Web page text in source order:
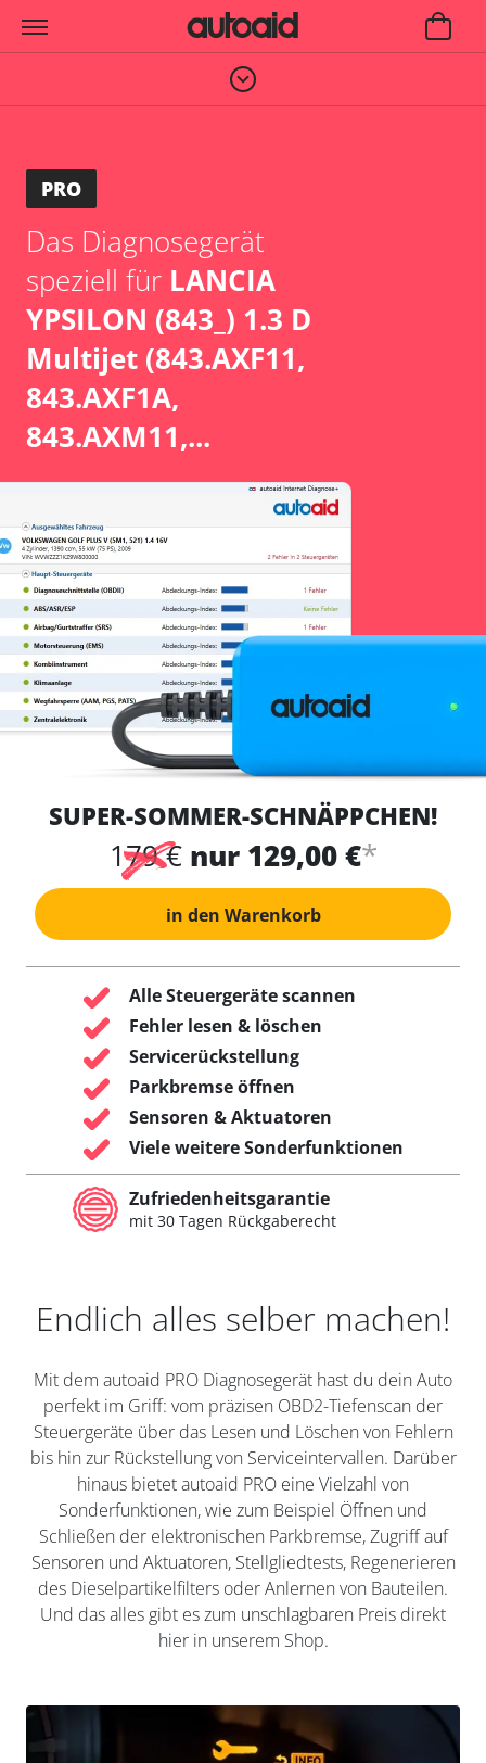
PRO
Das Diagnosegerät
speziell für LANCIA
YPSILON (843_) 1.3 D
Multijet (843.AXF11,
843.AXF1A,
843.AXM11,...
SUPER-SOMMER-SCHNÄPPCHEN!
179 € nur 129,00 €*
in den Warenkorb
Alle Steuergeräte scannen
Fehler lesen & löschen
Servicerückstellung
Parkbremse öffnen
Sensoren & Aktuatoren
Viele weitere Sonderfunktionen
Zufriedenheitsgarantie
mit 30 Tagen Rückgaberecht
Endlich alles selber machen!
Mit dem autoaid PRO Diagnosegerät hast du dein Auto
perfekt im Griff: vom präzisen OBD2-Tiefenscan der
Steuergeräte über das Lesen und Löschen von Fehlern
bis hin zur Rückstellung von Serviceintervallen. Darüber
hinaus bietet autoaid PRO eine Vielzahl von
Sonderfunktionen, wie zum Beispiel Öffnen und
Schließen der elektronischen Parkbremse, Zugriff auf
Sensoren und Aktuatoren, Stellgliedtests, Regenerieren
des Dieselpartikelfilters oder Anlernen von Bauteilen.
Und das alles gibt es zum unschlagbaren Preis direkt
hier in unserem Shop.